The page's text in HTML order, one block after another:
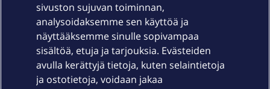
Laitteet & liittymät
Palvelut
sivuston sujuvan toiminnan,
analysoidaksemme sen käyttöä ja
näyttääksemme sinulle sopivampaa
sisältöä, etuja ja tarjouksia. Evästeiden
avulla kerättyjä tietoja, kuten selaintietoja
ja ostotietoja, voidaan jakaa